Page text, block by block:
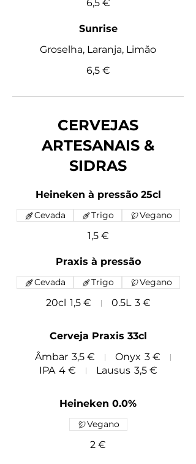
6,5 €
Sunrise
Groselha, Laranja, Limão
6,5 €
CERVEJAS
ARTESANAIS &
SIDRAS
Heineken à pressão 25cl
1,5 €
Cevada Trigo Vegano
Praxis à pressão
20cl 1,5 € 0.5L 3 €
Cevada Trigo Vegano
Cerveja Praxis 33cl
Âmbar 3,5 € Onyx 3 €
IPA 4 € Lausus 3,5 €
Heineken 0.0%
2 €
Vegano